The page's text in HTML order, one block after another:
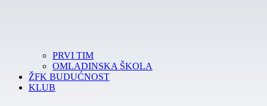
PRVI TIM
OMLADINSKA ŠKOLA
ŽFK BUDUĆNOST
KLUB